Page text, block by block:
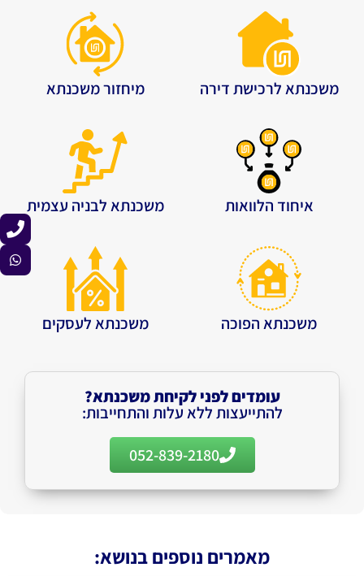
משכנתא לרכישת דירה מיחזור משכנתא
איחוד הלוואות משכנתא לבניה עצמית
משכנתא הפוכה משכנתא לעסקים
עומדים לפני לקיחת משכנתא?
להתייעצות ללא עלות והתחייבות:
052-839-2180
מאמרים נוספים בנושא: